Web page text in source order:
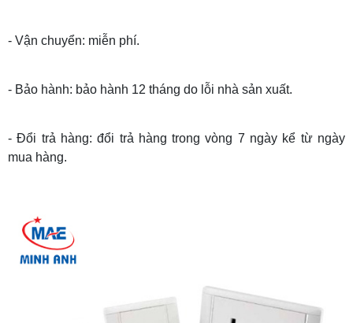
- Vận chuyển: miễn phí.
- Bảo hành: bảo hành 12 tháng do lỗi nhà sản xuất.
- Đổi trả hàng: đổi trả hàng trong vòng 7 ngày kể từ ngày
mua hàng.